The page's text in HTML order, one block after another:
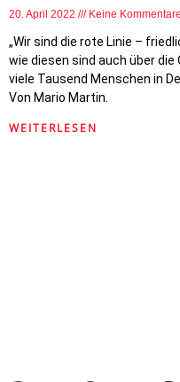
20. April 2022 Keine Kommentare
„Wir sind die rote Linie –
wie diesen sind auch über
viele Tausend Menschen in
Von Mario Martin.
WEITERLESEN